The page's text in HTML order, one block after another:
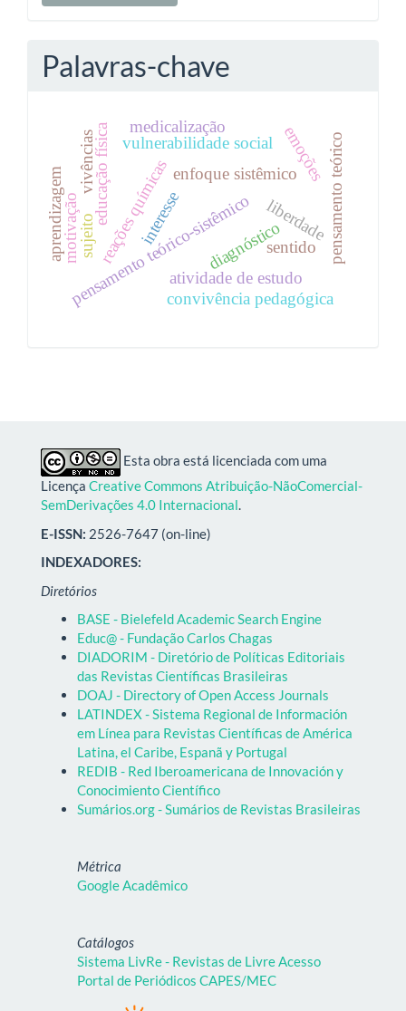
Palavras-chave
pensamento teórico-sistêmico
enfoque sistêmico
diagnóstico
reações químicas
educação física vulnerabilidade social
atividade de estudo
sujeito
motivação interesse sentido
emoções pensamento teórico
liberdade
convivência pedagógica
vivências
medicalização
aprendizagem
Esta obra está licenciada com uma
Licença Creative Commons Atribuição-NãoComercial-
SemDerivações 4.0 Internacional.
E-ISSN: 2526-7647 (on-line)
INDEXADORES:
Diretórios
BASE - Bielefeld Academic Search Engine
Educ@ - Fundação Carlos Chagas
DIADORIM - Diretório de Políticas Editoriais
das Revistas Científicas Brasileiras
DOAJ - Directory of Open Access Journals
LATINDEX - Sistema Regional de Información
em Línea para Revistas Científicas de América
Latina, el Caribe, Espanã y Portugal
REDIB - Red Iberoamericana de Innovación y
Conocimiento Científico
Sumários.org - Sumários de Revistas Brasileiras
Métrica
Google Acadêmico
Catálogos
Sistema LivRe - Revistas de Livre Acesso
Portal de Periódicos CAPES/MEC